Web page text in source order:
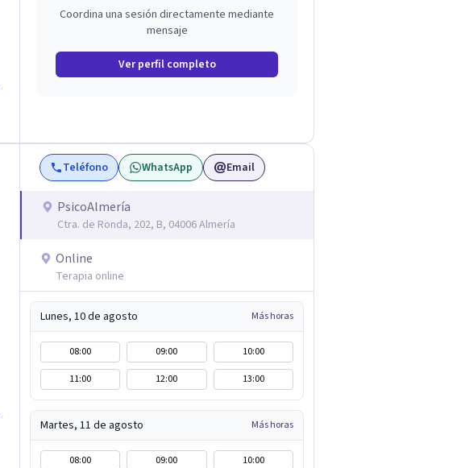
Coordina una sesión directamente mediante
mensaje
Ver perfil completo
Teléfono WhatsApp Email
PsicoAlmería
Ctra. de Ronda, 202, B, 04006 Almería
Online
Terapia online
Lunes, 10 de agosto Más horas
08:00 09:00
10:00
11:00
12:00 13:00
Martes, 11 de agosto Más horas
08:00 09:00
10:00